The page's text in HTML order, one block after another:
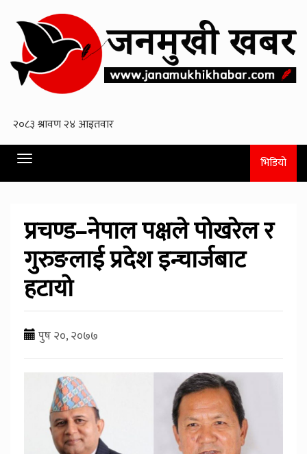
Toggle
navigation
भिडियो
प्रचण्ड–नेपाल पक्षले पोखरेल र
गुरुङलाई प्रदेश इन्चार्जबाट
हटायो
पुष २०, २०७७